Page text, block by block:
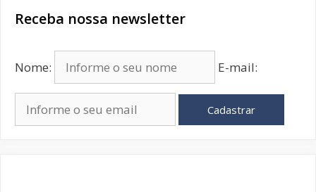
Receba nossa newsletter
Nome: E-mail:
Cadastrar